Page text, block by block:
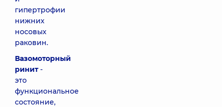
гипертрофии
нижних
носовых
раковин.
Вазомоторный
ринит-
это
функциональное
состояние,